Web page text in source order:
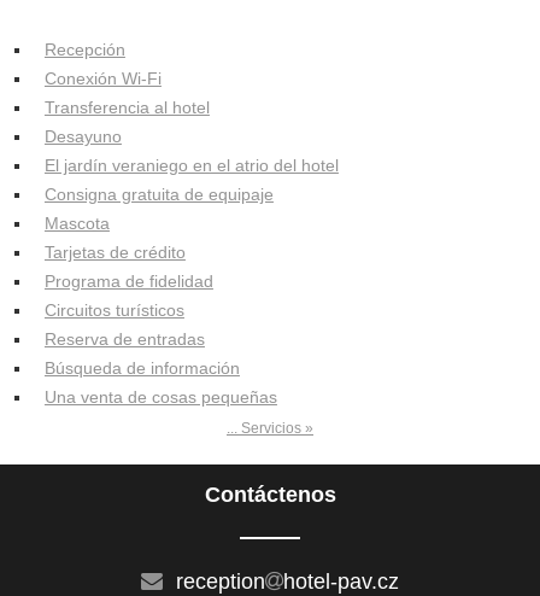
Recepción
Conexión Wi-Fi
Transferencia al hotel
Desayuno
El jardín veraniego en el atrio del hotel
Consigna gratuita de equipaje
Mascota
Tarjetas de crédito
Programa de fidelidad
Circuitos turísticos
Reserva de entradas
Búsqueda de información
Una venta de cosas pequeñas
... Servicios »
Contáctenos
reception hotel-pav.cz